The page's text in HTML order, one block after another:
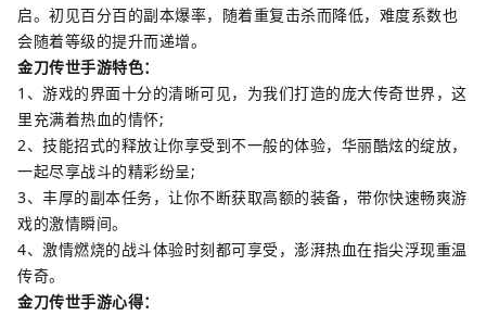
启。初见百分百的副本爆率，随着重复击杀而降低，难度系数也
会随着等级的提升而递增。
金刀传世手游特色：
1、游戏的界面十分的清晰可见，为我们打造的庞大传奇世界，这
里充满着热血的情怀;
2、技能招式的释放让你享受到不一般的体验，华丽酷炫的绽放，
一起尽享战斗的精彩纷呈;
3、丰厚的副本任务，让你不断获取高额的装备，带你快速畅爽游
戏的激情瞬间。
4、激情燃烧的战斗体验时刻都可享受，澎湃热血在指尖浮现重温
传奇。
金刀传世手游心得：